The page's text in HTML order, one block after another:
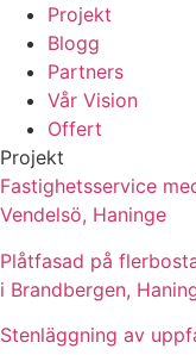
Projekt
Blogg
Partners
Vår Vision
Offert
Projekt
Fastighetsservice
Vendelsö, Haninge
Plåtfasad på
i Brandbergen,
Stenläggning av